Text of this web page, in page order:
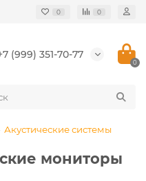
0 0
(999) 351-70-77
0
Акустические системы
мониторы